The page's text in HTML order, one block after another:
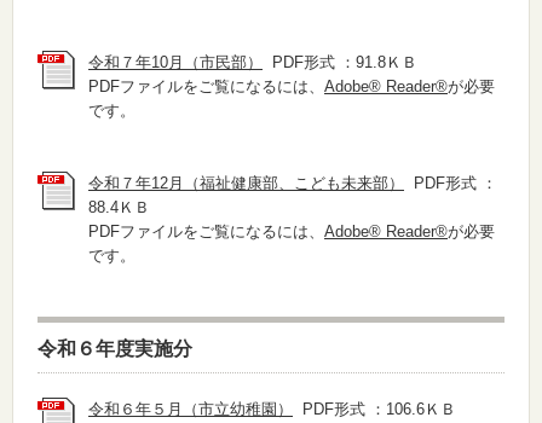
令和７年10月（市民部）
PDF形式 ：91.8ＫＢ
PDFファイルをご覧になるには、 Adobe® Reader®が必要
です。
令和７年12月（福祉健康部、こども未来部）
PDF形式 ：
88.4ＫＢ
PDFファイルをご覧になるには、 Adobe® Reader®が必要
です。
令和６年度実施分
令和６年５月（市立幼稚園）
PDF形式 ：106.6ＫＢ